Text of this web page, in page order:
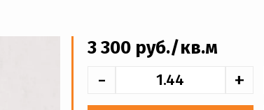
3 300 руб./кв.м
- +